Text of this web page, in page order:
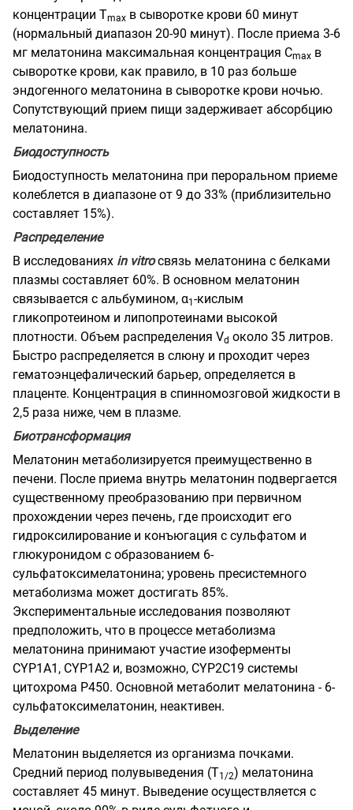
концентрации Тmах в сыворотке крови 60 минут
(нормальный диапазон 20-90 минут). После приема 3-6
мг мелатонина максимальная концентрация Сmах в
сыворотке крови, как правило, в 10 раз больше
эндогенного мелатонина в сыворотке крови ночью.
Сопутствующий прием пищи задерживает абсорбцию
мелатонина.
Биодоступность
Биодоступность мелатонина при пероральном приеме
колеблется в диапазоне от 9 до 33% (приблизительно
составляет 15%).
Распределение
В исследованиях in vitroсвязь мелатонина с белками
плазмы составляет 60%. В основном мелатонин
связывается с альбумином, α1-кислым
гликопротеином и липопротеинами высокой
плотности. Объем распределения Vd около 35 литров.
Быстро распределяется в слюну и проходит через
гематоэнцефалический барьер, определяется в
плаценте. Концентрация в спинномозговой жидкости в
2,5 раза ниже, чем в плазме.
Биотрансформация
Мелатонин метаболизируется преимущественно в
печени. После приема внутрь мелатонин подвергается
существенному преобразованию при первичном
прохождении через печень, где происходит его
гидроксилирование и конъюгация с сульфатом и
глюкуронидом с образованием 6-
сульфатоксимелатонина; уровень пресистемного
метаболизма может достигать 85%.
Экспериментальные исследования позволяют
предположить, что в процессе метаболизма
мелатонина принимают участие изоферменты
CYP1A1, CYP1A2 и, возможно, CYP2C19 системы
цитохрома Р450. Основной метаболит мелатонина - 6-
сульфатоксимелатонин, неактивен.
Выделение
Мелатонин выделяется из организма почками.
Средний период полувыведения (Т1/2) мелатонина
составляет 45 минут. Выведение осуществляется с